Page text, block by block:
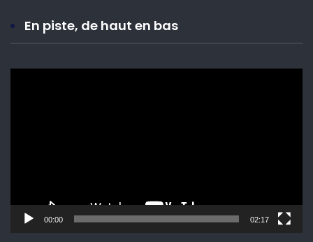
En piste, de haut en bas
00:00 02:17